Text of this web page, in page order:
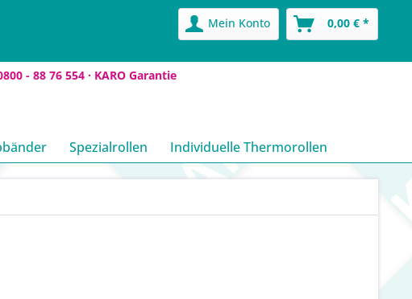
- 88 76 554 · KARO Garantie
Mein Konto 0,00 € *
Spezialrollen Individuelle Thermorollen